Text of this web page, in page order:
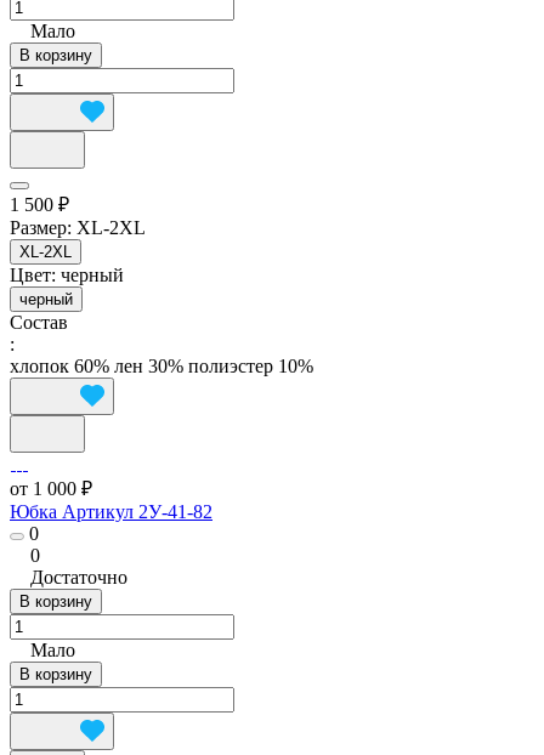
Мало
В корзину
1 500 ₽
Размер: XL-2XL
XL-2XL
Цвет: черный
черный
Состав
:
хлопок 60% лен 30% полиэстер 10%
от 1 000 ₽
Юбка Артикул 2У-41-82
0
0
Достаточно
В корзину
Мало
В корзину